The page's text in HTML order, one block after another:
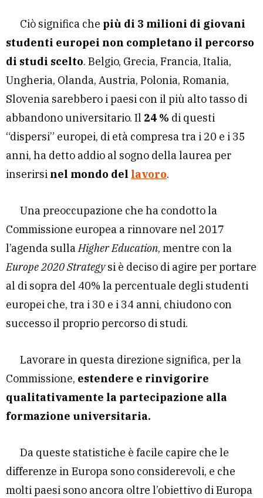
Ciò significa che più di 3 milioni di giovani
studenti europei non completano il percorso
di studi scelto. Belgio, Grecia, Francia, Italia,
Ungheria, Olanda, Austria, Polonia, Romania,
Slovenia sarebbero i paesi con il più alto tasso di
abbandono universitario. Il 24 % di questi
“dispersi” europei, di età compresa tra i 20 e i 35
anni, ha detto addio al sogno della laurea per
inserirsi nel mondo del lavoro.
Una preoccupazione che ha condotto la
Commissione europea a rinnovare nel 2017
l’agenda sullaHigher Education, mentre con la
Europe 2020 Strategysi è deciso di agire per portare
al di sopra del 40% la percentuale degli studenti
europei che, tra i 30 e i 34 anni, chiudono con
successo il proprio percorso di studi.
Lavorare in questa direzione significa, per la
Commissione, estendere e rinvigorire
qualitativamente la partecipazione alla
formazione universitaria.
Da queste statistiche è facile capire che le
differenze in Europa sono considerevoli, e che
molti paesi sono ancora oltre l’obiettivo di Europa